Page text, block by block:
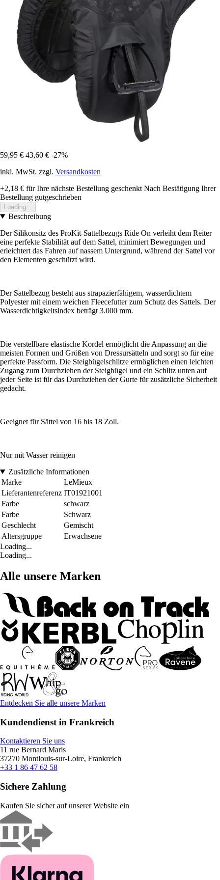
59,95 € 43,60 € -27%
inkl. MwSt. zzgl. Versandkosten
+2,18 € für Ihre nächste Bestellung geschenkt Nach Bestätigung Ihrer
Bestellung gutgeschrieben
Loading...
Beschreibung
Der Silikonsitz des ProKit-Sattelbezugs Ride On verleiht dem Reiter
eine perfekte Stabilität auf dem Sattel, minimiert Bewegungen und
erleichtert das Fahren auf nassem Untergrund, während der Sattel vor
den Elementen geschützt wird.
Der Sattelbezug besteht aus strapazierfähigem, wasserdichtem
Polyester mit einem weichen Fleecefutter zum Schutz des Sattels. Der
Wasserdichtigkeitsindex beträgt 3.000 mm.
Die verstellbare elastische Kordel ermöglicht die Anpassung an die
meisten Formen und Größen von Dressursätteln und sorgt so für eine
perfekte Passform. Die Steigbügelschlitze ermöglichen einen leichten
Zugang zum Durchziehen der Steigbügel und ein Schlitz unten auf
jeder Seite ist für das Durchziehen der Gurte für zusätzliche Sicherheit
gedacht.
Geeignet für Sättel von 16 bis 18 Zoll.
Nur mit Wasser reinigen
Zusätzliche Informationen
Marke
LeMieux
Lieferantenreferenz IT01921001
Farbe
schwarz
Farbe
Schwarz
Geschlecht
Gemischt
Altersgruppe
Erwachsene
Loading...
Loading...
Alle unsere Marken
Entdecken Sie alle unsere Marken
Kundendienst in Frankreich
Kontaktieren Sie uns
11 rue Bernard Maris
37270 Montlouis-sur-Loire, Frankreich
+33 1 86 47 62 58
Sichere Zahlung
Kaufen Sie sicher auf unserer Website ein